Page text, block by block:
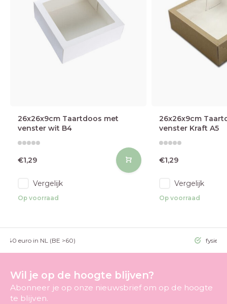
26x26x9cm Taartdoos met
venster wit B4
€1,29
Vergelijk
Op voorraad
26x26x9cm
venster Kraft A5
€1,29
Vergelijk
Op voorraad
>40 euro in NL (BE >60) fysieke
Wil je op de hoogte blijven?
Abonneer je op onze nieuwsbrief om op de hoogte
te blijven.